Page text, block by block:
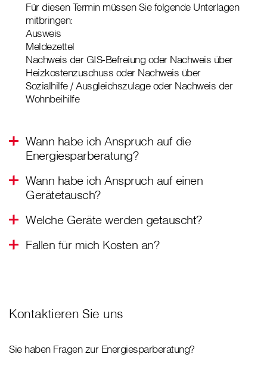
Für diesen Termin müssen Sie folgende Unterlagen
mitbringen:
Ausweis
Meldezettel
Nachweis der GIS-Befreiung oder Nachweis über
Heizkostenzuschuss oder Nachweis über
Sozialhilfe / Ausgleichszulage oder Nachweis der
Wohnbeihilfe
Wann habe ich Anspruch auf die
Energiesparberatung?
Wann habe ich Anspruch auf einen
Gerätetausch?
Welche Geräte werden getauscht?
Fallen für mich Kosten an?
Kontaktieren Sie uns
Sie haben Fragen zur Energiesparberatung?